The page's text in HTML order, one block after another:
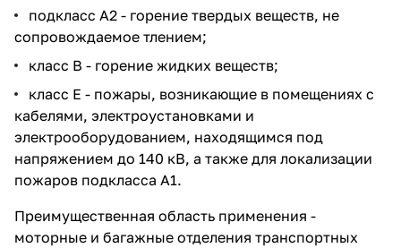
подкласс А2 - горение твердых веществ, не
сопровождаемое тлением;
класс В - горение жидких веществ;
класс Е - пожары, возникающие в помещениях с
кабелями, электроустановками и
электрооборудованием, находящимся под
напряжением до 140 кВ, а также для локализации
пожаров подкласса А1.
Преимущественная область применения -
моторные и багажные отделения транспортных